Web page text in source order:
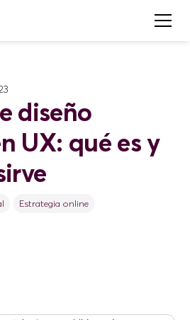
diseño
UX: qué es y
Estrategia online